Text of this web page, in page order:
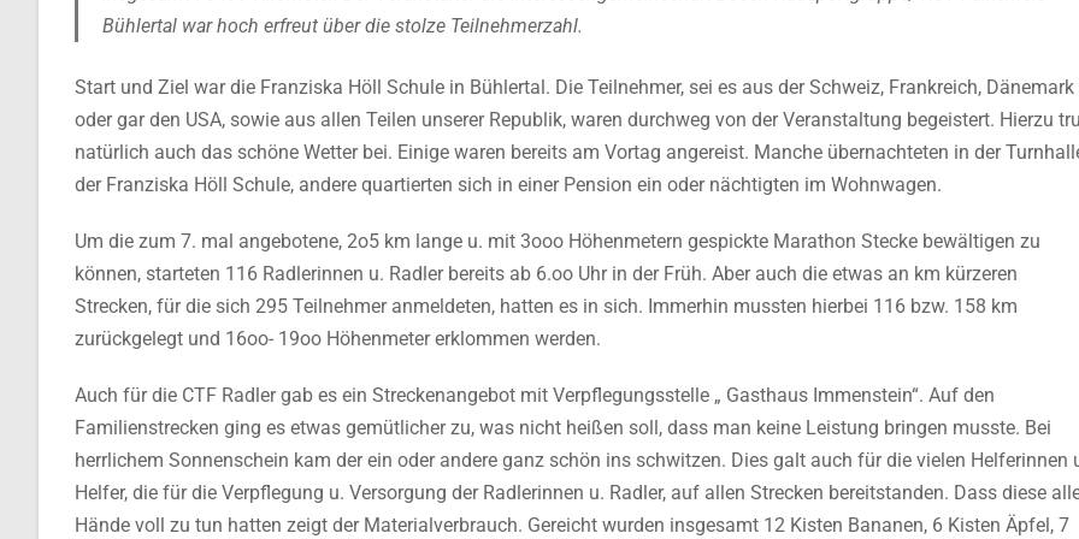
Bühlertal war hoch erfreut über die stolze Teilnehmerzahl.
Start und Ziel war die Franziska Höll Schule in Bühlertal. Die Teilnehmer, sei es aus der Schweiz, Frankreich, Dänemark
oder gar den USA, sowie aus allen Teilen unserer Republik, waren durchweg von der Veranstaltung begeistert. Hierzu
natürlich auch das schöne Wetter bei. Einige waren bereits am Vortag angereist. Manche übernachteten in der
der Franziska Höll Schule, andere quartierten sich in einer Pension ein oder nächtigten im Wohnwagen.
Um die zum 7. mal angebotene, 2o5 km lange u. mit 3ooo Höhenmetern gespickte Marathon Stecke bewältigen zu
können, starteten 116 Radlerinnen u. Radler bereits ab 6.oo Uhr in der Früh. Aber auch die etwas an km kürzeren
Strecken, für die sich 295 Teilnehmer anmeldeten, hatten es in sich. Immerhin mussten hierbei 116 bzw. 158 km
zurückgelegt und 16oo- 19oo Höhenmeter erklommen werden.
Auch für die CTF Radler gab es ein Streckenangebot mit Verpflegungsstelle „ Gasthaus Immenstein“. Auf den
Familienstrecken ging es etwas gemütlicher zu, was nicht heißen soll, dass man keine Leistung bringen musste. Bei
herrlichem Sonnenschein kam der ein oder andere ganz schön ins schwitzen. Dies galt auch für die vielen Helferinnen
Helfer, die für die Verpflegung u. Versorgung der Radlerinnen u. Radler, auf allen Strecken bereitstanden. Dass diese
Hände voll zu tun hatten zeigt der Materialverbrauch. Gereicht wurden insgesamt 12 Kisten Bananen, 6 Kisten Äpfel, 7